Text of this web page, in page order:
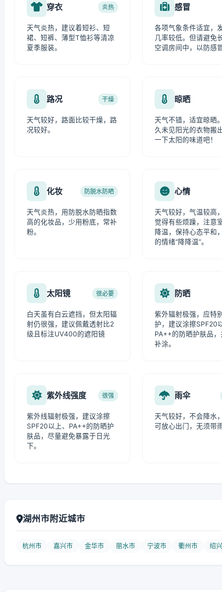
穿衣 炎热
天气炎热，建议着短衫、短
裙、短裤、薄型T恤衫等清凉
夏季服装。
感冒
各项气象条件适宜，
几率较低。但请避免
空调房间中，以防感
路况 干燥
天气较好，路面比较干燥，路
况较好。
晾晒
天气不错，适宜晾晒
久未见阳光的衣物搬
一下太阳的味道吧！
化妆 防脱水防晒
天气炎热，用防脱水防晒指数
高的化妆品，少用粉底，常补
粉。
心情
天气较好，气温较高
觉得有些烦躁，注意
降温，保持心态平和
的情绪“降降温”。
太阳镜 很必要
白天虽有白云遮挡，但太阳辐
射仍很强，建议佩戴透射比2
级且标注UV400的遮阳镜
防晒
紫外辐射极强，应特
护，建议涂擦SPF20
PA++的防晒护肤品
补涂。
紫外线强度 很强
紫外线辐射极强，建议涂擦
SPF20以上、PA++的防晒护
肤品，尽量避免暴露于日光
下。
雨伞
天气较好，不会降水
可放心出门，无须带
湖州市附近城市
杭州市 嘉兴市 金华市 丽水市 宁波市 衢州市 绍